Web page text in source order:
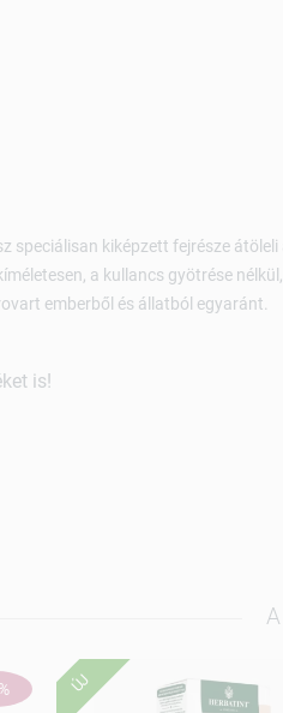
speciálisan kiképzett fejrésze
a kullancs gyötrése
emberből és állatból egyaránt.
is!
ÚJ